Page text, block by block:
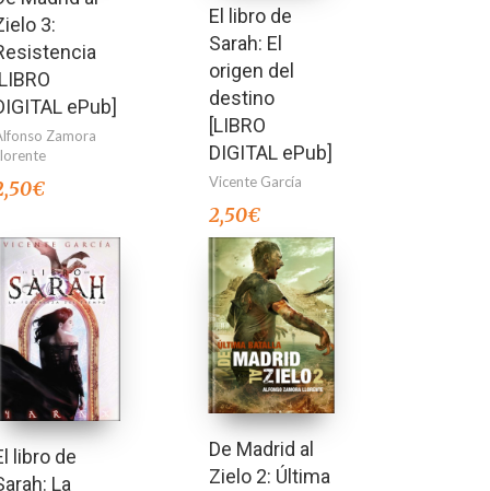
3:
ePub]
Zamora
€
El libro de
Sarah: El
origen del
destino
[LIBRO
DIGITAL ePub]
Vicente García
2,50€
libro de
La
De Madrid al
Zielo 2: Última